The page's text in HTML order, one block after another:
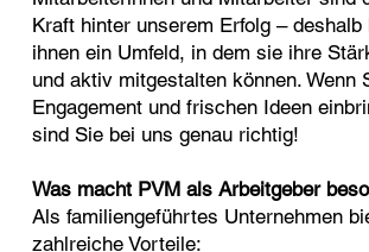
Kraft hinter unserem Erfolg – deshalb
ihnen ein Umfeld, in dem sie ihre
und aktiv mitgestalten können. Wenn
Engagement und frischen Ideen
sind Sie bei uns genau richtig!
Was macht PVM als Arbeitgeber
Als familiengeführtes Unternehmen
zahlreiche Vorteile: